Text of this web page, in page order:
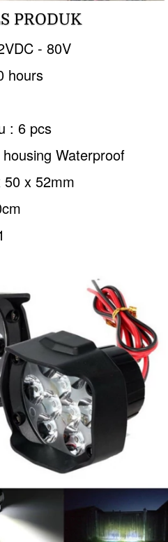
PRODUK
- 80V
hours
: 6 pcs
Waterproof
x 52mm